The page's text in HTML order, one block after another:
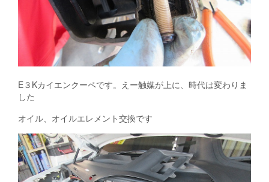
E３Kカイエンクーペです。えー触媒が上に、時代は変わりま
した
オイル、オイルエレメント交換です